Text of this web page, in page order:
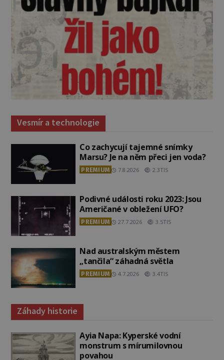
Vesmír a technologie
Co zachycují tajemné snímky
Marsu? Je na něm přeci jen voda?
PREMIUM 7.8.2026 2.3TIS
Podivné události roku 2023: Jsou
Američané v obležení UFO?
PREMIUM 27.7.2026 3.5TIS
Nad australským městem
„tančila“ záhadná světla
PREMIUM 4.7.2026 3.4TIS
Záhady historie
Ayia Napa: Kyperské vodní
monstrum s mírumilovnou
povahou